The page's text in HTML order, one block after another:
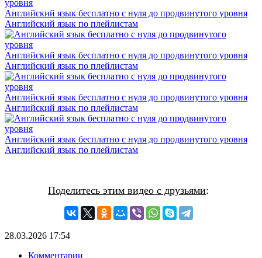
Английский язык бесплатно с нуля до продвинутого уровня
Английский язык по плейлистам
Английский язык бесплатно с нуля до продвинутого уровня
Английский язык по плейлистам
Английский язык бесплатно с нуля до продвинутого уровня
Английский язык по плейлистам
Английский язык бесплатно с нуля до продвинутого уровня
Английский язык по плейлистам
Поделитесь этим видео с друзьями:
28.03.2026 17:54
Комментарии